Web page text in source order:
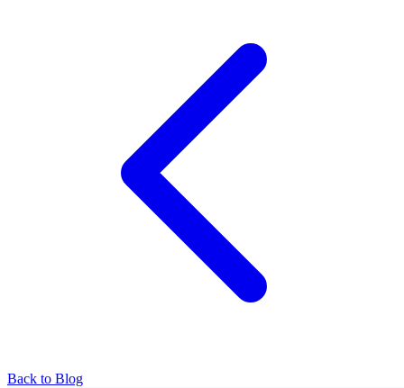
Back to Blog